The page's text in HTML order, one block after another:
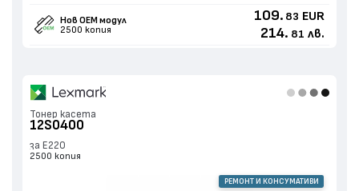
Нов ОЕМ модул
2500 копия
109. 83 EUR
214. 81 лв.
Тонер касета
12S0400
за E220
2500 копия
РЕМОНТ И КОНСУМАТИВИ